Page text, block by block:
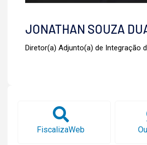
JONATHAN SOUZA
Diretor(a) Adjunto(a) de Integração
FiscalizaWeb